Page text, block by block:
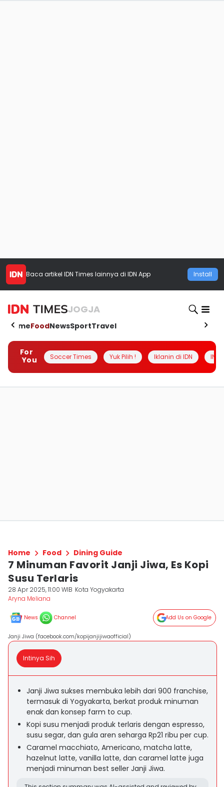
Baca artikel IDN Times lainnya di IDN App Install
JOGJA
HomeFoodNewsSportTravel
For
You
Soccer Times Yuk Pilih ! Iklanin di IDN
Home Food Dining Guide
7 Minuman Favorit Janji Jiwa, Es Kopi
Susu Terlaris
28 Apr 2025, 11:00 WIB Kota Yogyakarta
Aryna Meliana
News Channel Add Us on Google
Janji Jiwa (facebook.com/kopijanjijiwaofficial)
Intinya Sih
Janji Jiwa sukses membuka lebih dari 900 franchise,
termasuk di Yogyakarta, berkat produk minuman
enak dan konsep farm to cup.
Kopi susu menjadi produk terlaris dengan espresso,
susu segar, dan gula aren seharga Rp21 ribu per cup.
Caramel macchiato, Americano, matcha latte,
hazelnut latte, vanilla latte, dan caramel latte juga
menjadi minuman best seller Janji Jiwa.